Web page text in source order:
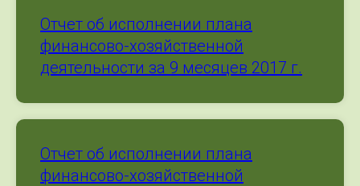
Отчет об исполнении плана
финансово-хозяйственной
деятельности за 9 месяцев 2017 г.
Отчет об исполнении плана
финансово-хозяйственной